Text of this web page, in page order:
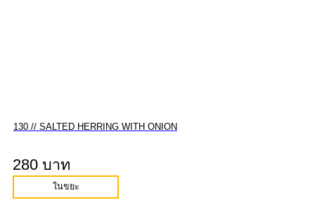
130 // SALTED HERRING WITH ONION
280 บาท
ในขยะ